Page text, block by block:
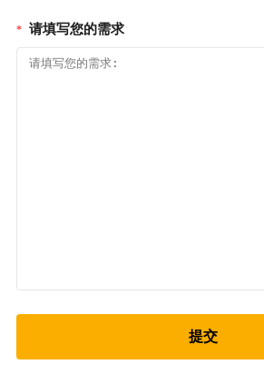
* 请填写您的需求
提交